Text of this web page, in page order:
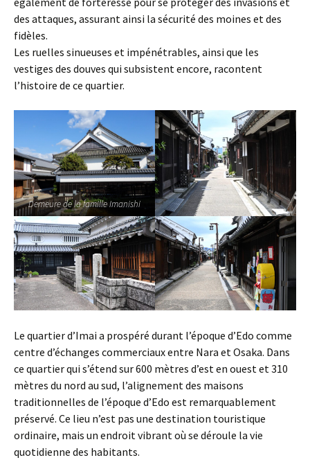
des attaques, assurant ainsi la sécurité des moines et des
fidèles.
Les ruelles sinueuses et impénétrables, ainsi que les
vestiges des douves qui subsistent encore, racontent
l’histoire de ce quartier.
Demeure de la famille Imanishi
Le quartier d’Imai a prospéré durant l’époque d’Edo comme
centre d’échanges commerciaux entre Nara et Osaka. Dans
ce quartier qui s’étend sur 600 mètres d’est en ouest et 310
mètres du nord au sud, l’alignement des maisons
traditionnelles de l’époque d’Edo est remarquablement
préservé. Ce lieu n’est pas une destination touristique
ordinaire, mais un endroit vibrant où se déroule la vie
quotidienne des habitants.